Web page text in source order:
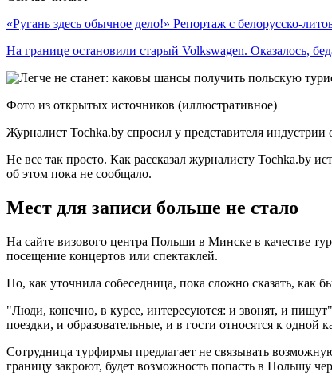
«Ругань здесь обычное дело!» Репортаж с белорусско-
На границе остановили старый Volkswagen. Оказалось,
Фото из открытых источников (иллюстративное)
Журналист Tochka.by спросил у представителя
Не все так просто. Как рассказал журналисту Tochka.by
об этом пока не сообщало.
Мест для записи больше не стало
На сайте визового центра Польши в Минске в качестве
посещение концертов или спектаклей.
Но, как уточнила собеседница, пока сложно сказать, как
"Люди, конечно, в курсе, интересуются: и звонят, и
поездки, и образовательные, и в гости относятся к одной
Сотрудница турфирмы предлагает не связывать
границу закроют, будет возможность попасть в Польшу